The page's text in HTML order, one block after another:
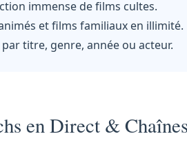
immense de films cultes.
et films familiaux en illimité.
par titre, genre, année ou acteur.
en Direct &